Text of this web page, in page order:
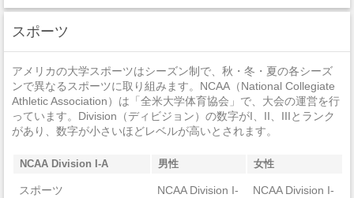
スポーツ
アメリカの大学スポーツはシーズン制で、秋・冬・夏の各シーズ
ンで異なるスポーツに取り組みます。NCAA（National Collegiate
Athletic Association）は「全米大学体育協会」で、大会の運営を行
っています。Division（ディビジョン）の数字がI、II、IIIとランク
があり、数字が小さいほどレベルが高いとされます。
NCAA Division I-A 男性 女性
スポーツ
NCAA Division I-
NCAA Division I-